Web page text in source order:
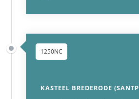
1250NC
KASTEEL BREDERODE